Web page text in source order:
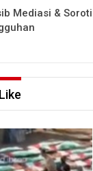
Mediasi &